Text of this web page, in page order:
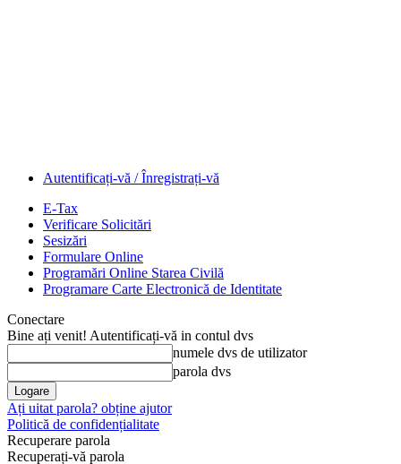
Autentificați-vă / Înregistrați-vă
E-Tax
Verificare Solicitări
Sesizări
Formulare Online
Programări Online Starea Civilă
Programare Carte Electronică de Identitate
Conectare
Bine ați venit! Autentificați-vă in contul dvs
numele dvs de utilizator
parola dvs
Ați uitat parola? obține ajutor
Politică de confidențialitate
Recuperare parola
Recuperați-vă parola